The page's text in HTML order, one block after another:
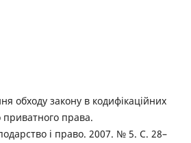
обходу закону в кодифікаційних
приватного права.
і право. 2007. № 5. С. 28–